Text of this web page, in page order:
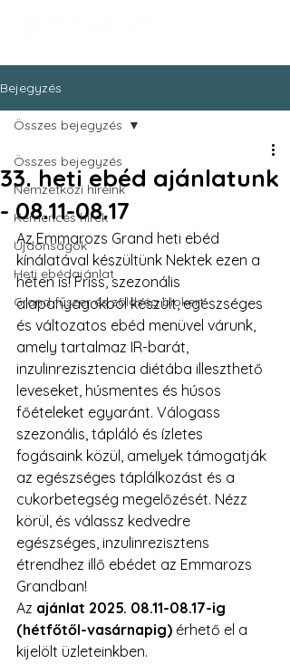
Bejegyzés
Összes bejegyzés
Nemzetközi híreink
Kemencés hírek
Újdonságok
Heti ebédajánlat
Grand fűszer és zöldség biokert
Összes bejegyzés
33. heti ebéd ajánlatunk
- 08.11-08.17
Az Emmarozs Grand heti ebéd
kínálatával készültünk Nektek ezen a
héten is! Friss, szezonális
alapanyagokból készült, egészséges
és változatos ebéd menüvel várunk,
amely tartalmaz IR-barát,
inzulinrezisztencia diétába illeszthető
leveseket, húsmentes és húsos
főételeket egyaránt. Válogass
szezonális, tápláló és ízletes
fogásaink közül, amelyek támogatják
az egészséges táplálkozást és a
cukorbetegség megelőzését. Nézz
körül, és válassz kedvedre
egészséges, inzulinrezisztens
étrendhez illő ebédet az Emmarozs
Grandban!
Az ajánlat 2025. 08.11-08.17-ig
(hétfőtől-vasárnapig) érhető el a
kijelölt üzleteinkben.